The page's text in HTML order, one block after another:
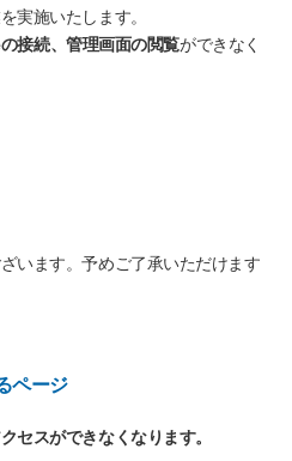
実施いたします。
接続、管理画面の閲覧ができなく
います。予めご了承いただけます
ページ
セスができなくなります。